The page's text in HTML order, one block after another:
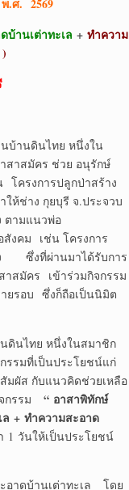
.ศ. 2569
บ้านเต่าทะเล +ทำความ
ไทย หนึ่งใน
สาสมัคร ช่วย อนุรักษ์
โครงการปลูกป่าสร้าง
ห้ช่าง กุยบุรี จ.ประจวบ
ตามแนวพ่อ
งคม เช่น โครงการ
ง ซึ่งที่ผ่านมาได้รับการ
าสมัคร เข้าร่วมกิจกรรม
ยรอบ ซึ่งก็ถือเป็นนิมิต
หนึ่งในสมาชิก
รรมที่เป็นประโยชน์แก่
มผัส กับแนวคิดช่วยเหลือ
กรรม “ อาสาพิทักษ์
+ ทำความสะอาด
1 วันให้เป็นประโยชน์
ดบ้านเต่าทะเล โดย